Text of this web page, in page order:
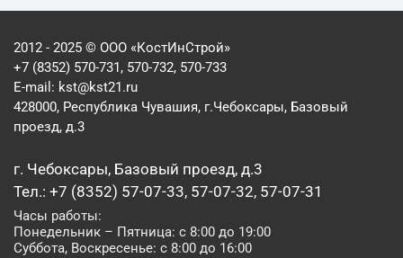
2012 - 2025 © ООО «КостИнСтрой»
+7 (8352) 570-731, 570-732, 570-733
E-mail: kst@kst21.ru
428000, Республика Чувашия, г.Чебоксары, Базовый
проезд, д.3
г. Чебоксары, Базовый проезд, д.3
Тел.: +7 (8352) 57-07-33, 57-07-32, 57-07-31
Часы работы:
Понедельник – Пятница: с 8:00 до 19:00
Суббота, Воскресенье: с 8:00 до 16:00